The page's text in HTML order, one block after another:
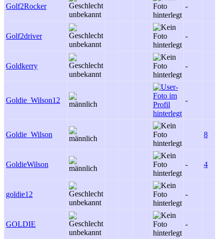
Golf2Rocker -
Golf2driver -
Goldkerry -
Goldie_Wilson12 -
Goldie_Wilson 8
GoldieWilson - 4
goldie12 -
GOLDIE -